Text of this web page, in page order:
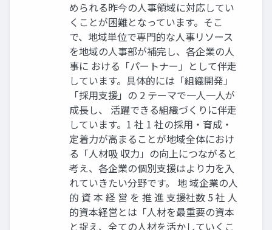
められる昨今の人事領域に対応してい
くことが困難となっています。そこ
で、地域単位で専門的な人事リソース
を地域の人事部が補完し、各企業の人
事に おける「パートナー」として伴走
しています。具体的には「組織開発」
「採用支援」の 2 テーマで一人一人が
成長し、 活躍できる組織づくりに伴走
しています。1 社 1 社の採用・育成・
定着力が高まることが地域全体におけ
る「人材吸 収力」の向上につながると
考え、各企業の個別支援はより力を入
れていきたい分野です。 地 域企業の人
的 資 本 経 営 を 推 進 支援社数 5 社 人
的資本経営とは「人材を最重要の資本
と捉え、全ての人材を活かしていくこ